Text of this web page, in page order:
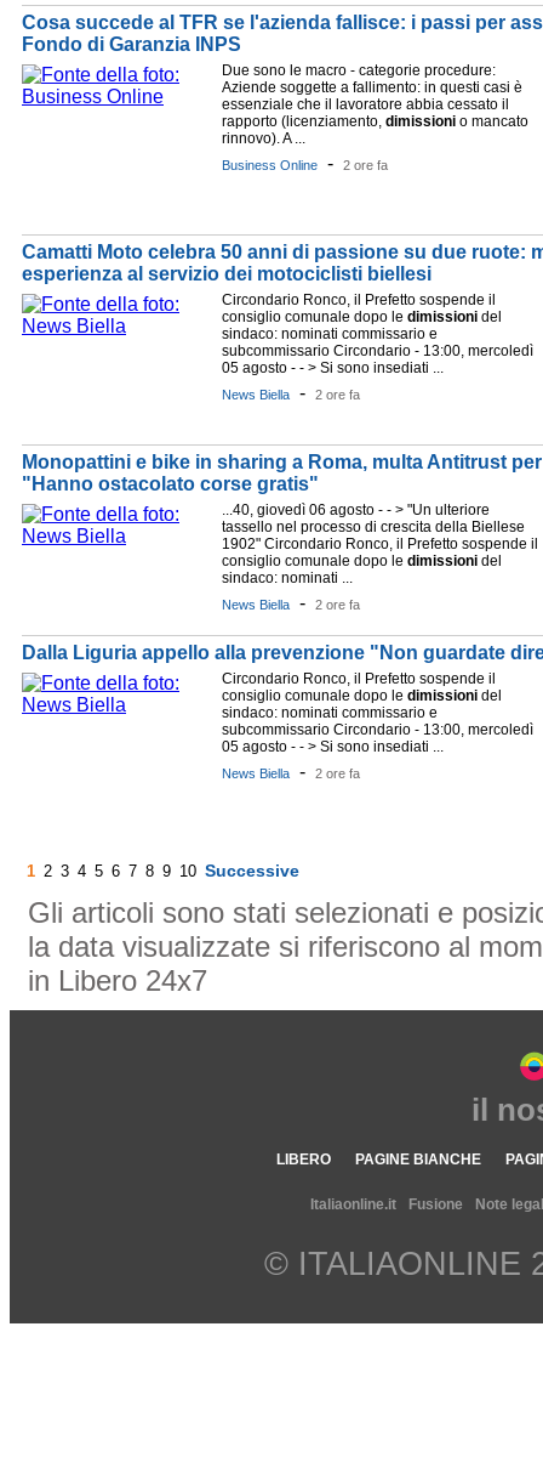
Cosa succede al TFR se l'azienda fallisce: i passi per
Fondo di Garanzia INPS
Due sono le macro - categorie procedure:
Aziende soggette a fallimento: in questi casi è
essenziale che il lavoratore abbia cessato il
rapporto (licenziamento, dimissioni o mancato
rinnovo). A ...
Business Online - 2 ore fa
Camatti Moto celebra 50 anni di passione su due ruote:
esperienza al servizio dei motociclisti biellesi
Circondario Ronco, il Prefetto sospende il
consiglio comunale dopo le dimissioni del
sindaco: nominati commissario e
subcommissario Circondario - 13:00, mercoledì
05 agosto - - > Si sono insediati ...
News Biella - 2 ore fa
Monopattini e bike in sharing a Roma, multa Antitrust
"Hanno ostacolato corse gratis"
...40, giovedì 06 agosto - - > "Un ulteriore
tassello nel processo di crescita della Biellese
1902" Circondario Ronco, il Prefetto sospende il
consiglio comunale dopo le dimissioni del
sindaco: nominati ...
News Biella - 2 ore fa
Dalla Liguria appello alla prevenzione "Non guardate
Circondario Ronco, il Prefetto sospende il
consiglio comunale dopo le dimissioni del
sindaco: nominati commissario e
subcommissario Circondario - 13:00, mercoledì
05 agosto - - > Si sono insediati ...
News Biella - 2 ore fa
1 2 3 4 5 6 7 8 9 10 Successive
Gli articoli sono stati selezionati e
la data visualizzate si riferiscono al
in Libero 24x7
il
LIBERO PAGINE BIANCHE
Italiaonline.it Fusione Note
© ITALIAONLINE